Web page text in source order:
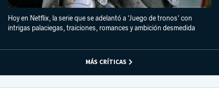
Hoy en Netflix, la serie que se adelantó a 'Juego de tronos' con
intrigas palaciegas, traiciones, romances y ambición desmedida
MÁS CRÍTICAS